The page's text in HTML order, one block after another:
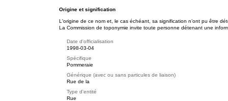
Origine et signification
L'origine de ce nom et, le cas échéant, sa signification n’ont pu être
La Commission de toponymie invite toute personne détenant une
Date d'officialisation
1998-03-04
Spécifique
Pommeraie
Générique (avec ou sans particules de liaison)
Rue de la
Type d'entité
Rue